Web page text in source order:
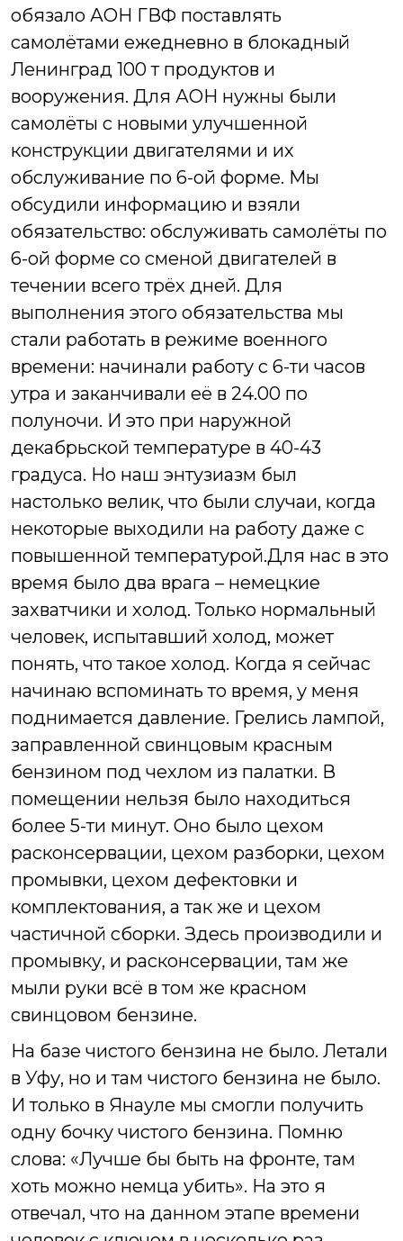
обязало АОН ГВФ поставлять
самолётами ежедневно в блокадный
Ленинград 100 т продуктов и
вооружения. Для АОН нужны были
самолёты с новыми улучшенной
конструкции двигателями и их
обслуживание по 6-ой форме. Мы
обсудили информацию и взяли
обязательство: обслуживать самолёты по
6-ой форме со сменой двигателей в
течении всего трёх дней. Для
выполнения этого обязательства мы
стали работать в режиме военного
времени: начинали работу с 6-ти часов
утра и заканчивали её в 24.00 по
полуночи. И это при наружной
декабрьской температуре в 40-43
градуса. Но наш энтузиазм был
настолько велик, что были случаи, когда
некоторые выходили на работу даже с
повышенной температурой.Для нас в это
время было два врага – немецкие
захватчики и холод. Только нормальный
человек, испытавший холод, может
понять, что такое холод. Когда я сейчас
начинаю вспоминать то время, у меня
поднимается давление. Грелись лампой,
заправленной свинцовым красным
бензином под чехлом из палатки. В
помещении нельзя было находиться
более 5-ти минут. Оно было цехом
расконсервации, цехом разборки, цехом
промывки, цехом дефектовки и
комплектования, а так же и цехом
частичной сборки. Здесь производили и
промывку, и расконсервации, там же
мыли руки всё в том же красном
свинцовом бензине.
На базе чистого бензина не было. Летали
в Уфу, но и там чистого бензина не было.
И только в Янауле мы смогли получить
одну бочку чистого бензина. Помню
слова: «Лучше бы быть на фронте, там
хоть можно немца убить». На это я
отвечал, что на данном этапе времени